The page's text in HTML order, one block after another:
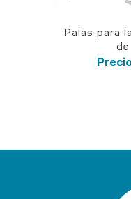
producto
se
Palas para